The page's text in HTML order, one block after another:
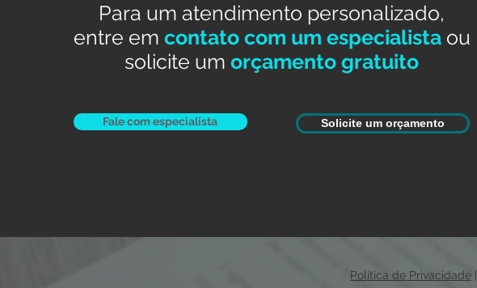
Para um atendimento personalizado,
entre em contato com um especialista ou
solicite umorçamento gratuito
Fale com especialista Solicite um orçamento
Política de Privacidade